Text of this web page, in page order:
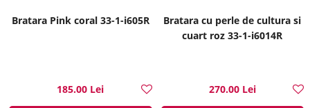
Bratara Pink coral 33-1-i605R
185.00 Lei
Bratara cu perle de cultura si
cuart roz 33-1-i6014R
270.00 Lei